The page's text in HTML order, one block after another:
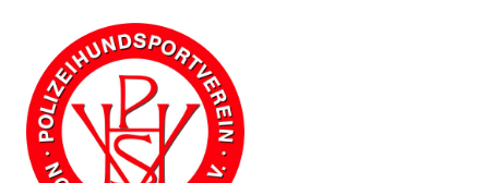
springen